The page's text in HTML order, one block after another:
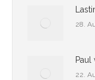
28.
22.